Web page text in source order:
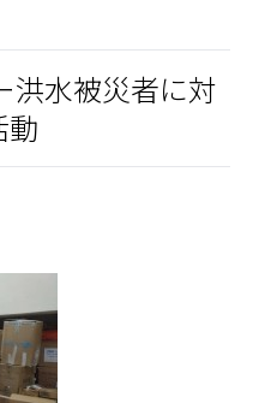
水被災者に対
動